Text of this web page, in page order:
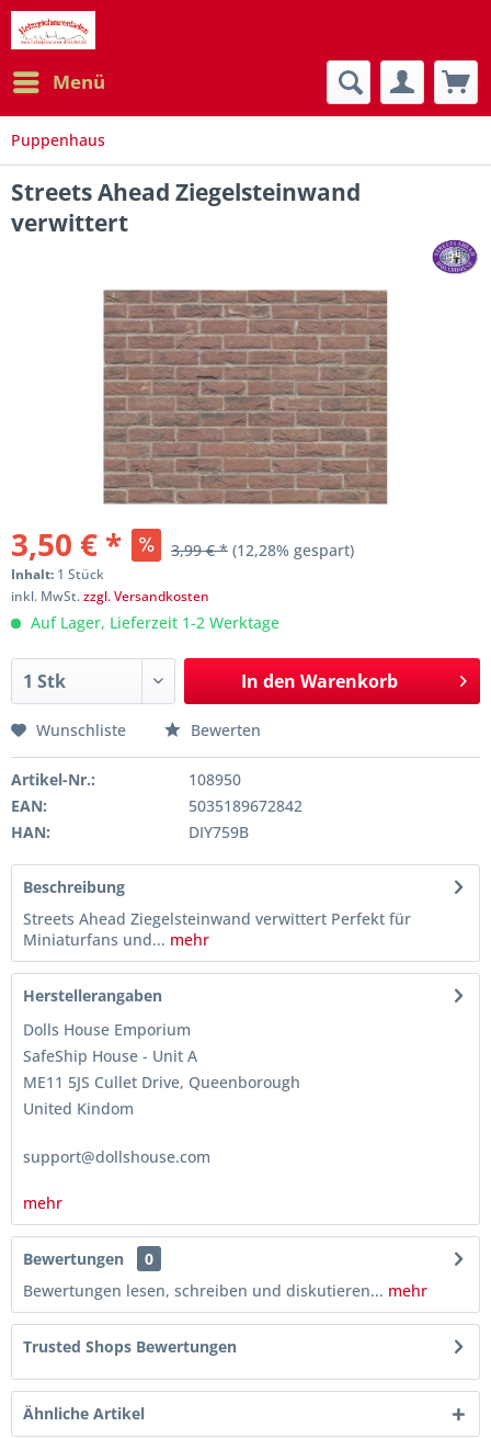
Menü
Puppenhaus
Streets Ahead Ziegelsteinwand
verwittert
3,50 € * 3,99 € * (12,28% gespart)
Inhalt: 1 Stück
inkl. MwSt.zzgl. Versandkosten
Auf Lager, Lieferzeit 1-2 Werktage
In den Warenkorb
Wunschliste Bewerten
Artikel-Nr.:
108950
EAN:
5035189672842
HAN:
DIY759B
Beschreibung
Streets Ahead Ziegelsteinwand verwittert Perfekt für
Miniaturfans und... mehr
Herstellerangaben
Dolls House Emporium
SafeShip House - Unit A
ME11 5JS Cullet Drive, Queenborough
United Kindom
support@dollshouse.com
mehr
Bewertungen
0
Bewertungen lesen, schreiben und diskutieren... mehr
Trusted Shops Bewertungen
Ähnliche Artikel